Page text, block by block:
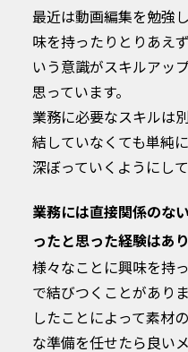
最近は動画編集を勉強
味を持ったりとりあえ
いう意識がスキルアッ
思っています。
業務に必要なスキルは
結していなくても単純
深ぼっていくようにして
業務には直接関係のな
ったと思った経験はあ
様々なことに興味を持
で結びつくことがあり
したことによって素材
な準備を任せたら良い